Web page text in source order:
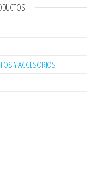
Y ACCESORIOS